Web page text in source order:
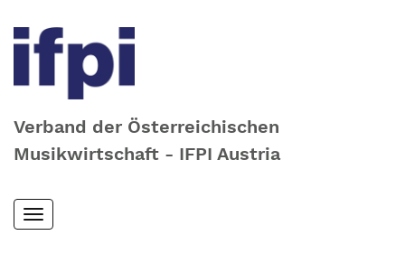
Verband der Österreichischen
Musikwirtschaft - IFPI Austria
Skip
to
Toggle
navigation